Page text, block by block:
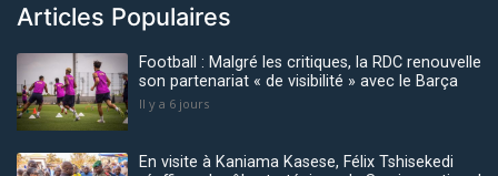
Articles Populaires
Football : Malgré les critiques, la RDC renouvelle
son partenariat « de visibilité » avec le Barça
Il y a 6 jours
En visite à Kaniama Kasese, Félix Tshisekedi